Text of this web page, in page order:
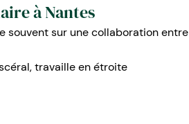
à Nantes
souvent sur une collaboration entre
travaille en étroite